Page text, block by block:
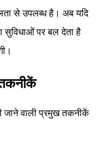
से उपलब्ध है। अब यदि
सुविधाओं पर बल देता है
जाने वाली प्रमुख तकनीकें